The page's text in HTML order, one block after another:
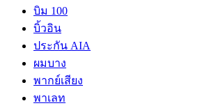
บิม 100
บิ้วอิน
ประกัน AIA
ผมบาง
พากย์เสียง
พาเลท